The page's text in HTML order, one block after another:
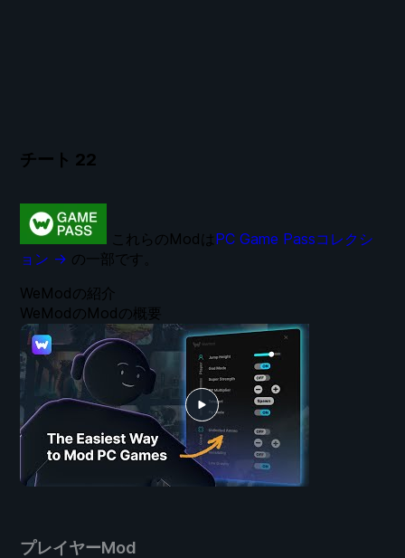
チート 22
プレイヤーMod
WeModの紹介
WeModのModの概要
これらのModは PC Game Passコレクシ
ョン → の一部です。